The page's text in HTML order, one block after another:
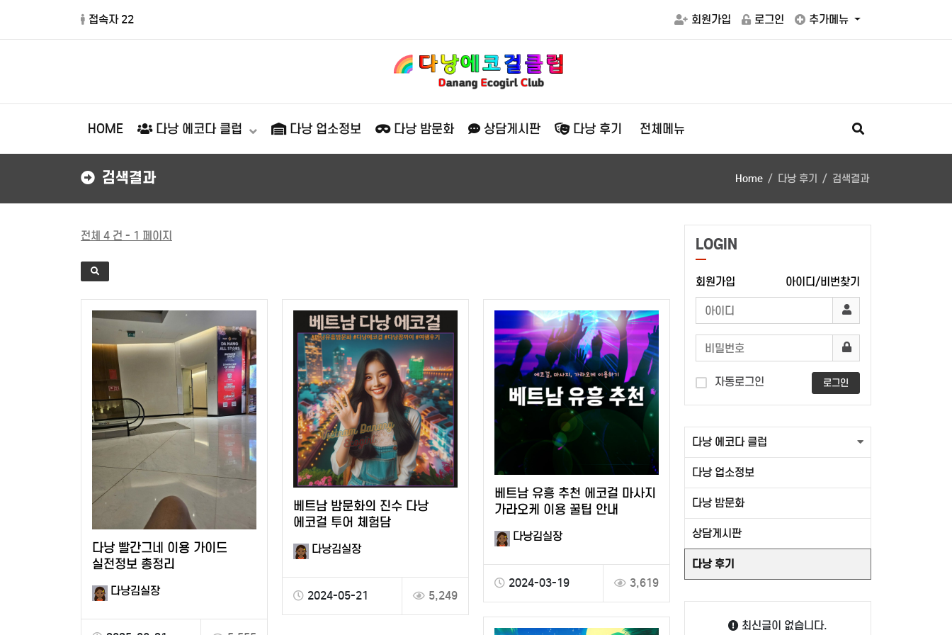
접속자 22 회원가입 로그인 추가메뉴
HOME 다낭 에코다 클럽 다낭 업소정보 다낭 밤문화 상담게시판 다낭 후기 전체메뉴
검색결과 Home 다낭 후기 검색결과
전체 4 건 - 1 페이지
다낭 빨간그네 이용 가이드
실전정보 총정리
다낭김실장
베트남 밤문화의 진수 다낭
에코걸 투어 체험담
다낭김실장
2024-05-21 5,249
베트남 유흥 추천 에코걸 마사지
가라오케 이용 꿀팁 안내
다낭김실장
2024-03-19 3,619
LOGIN
회원가입 아이디/비번찾기
자동로그인 로그인
다낭 에코다 클럽
다낭 업소정보
다낭 밤문화
상담게시판
다낭 후기
최신글이 없습니다.